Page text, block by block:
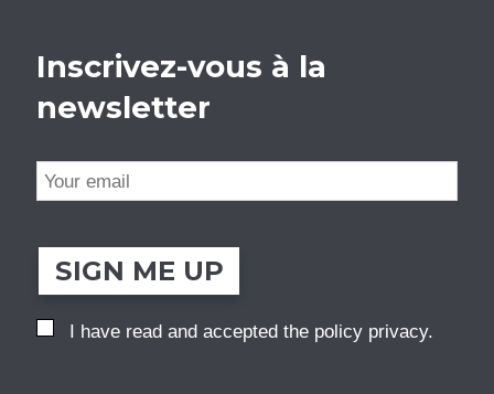
Inscrivez-vous à la
newsletter
SIGN ME UP
I have read and accepted the policy privacy.